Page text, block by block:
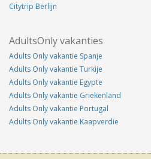
Citytrip Berlijn
AdultsOnly vakanties
Adults Only vakantie Spanje
Adults Only vakantie Turkije
Adults Only vakantie Egypte
Adults Only vakantie Griekenland
Adults Only vakantie Portugal
Adults Only vakantie Kaapverdie